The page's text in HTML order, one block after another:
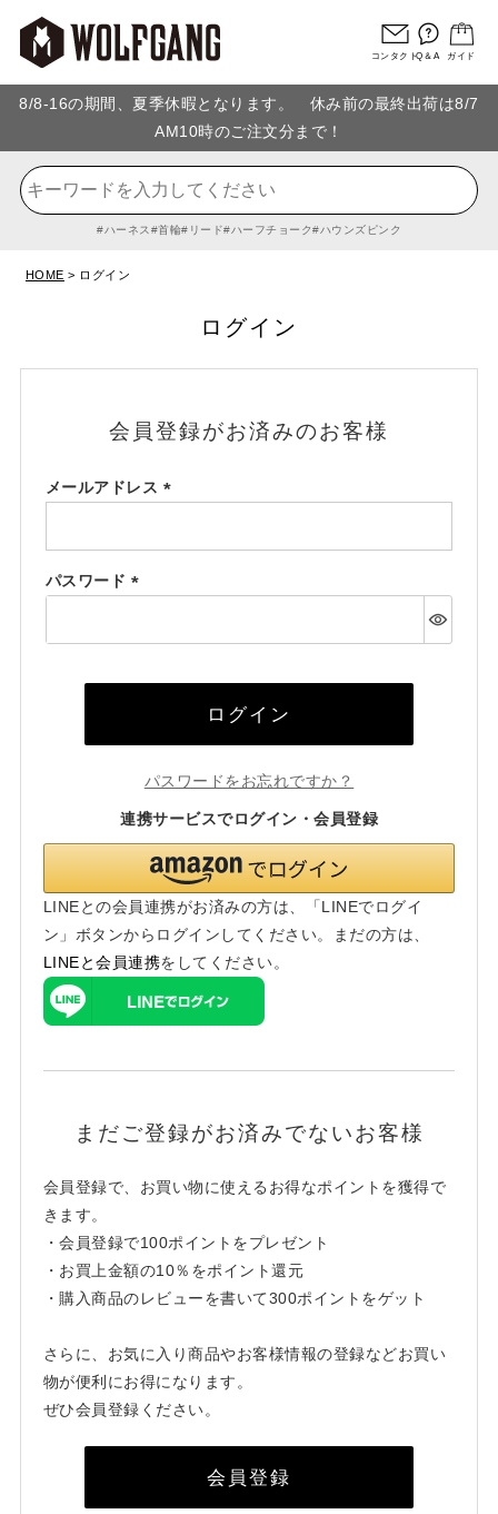
コンタクトQ＆A ガイド
8/8-16の期間、夏季休暇となります。 休み前の最終出荷は8/7
AM10時のご注文分まで！
ハーネス 首輪 リード ハーフチョーク ハウンズピンク
HOME ログイン
ログイン
会員登録がお済みのお客様
メールアドレス
須)
パスワード
須)
ログイン
パスワードをお忘れですか？
連携サービスでログイン・会員登録
LINEとの会員連携がお済みの方は、「LINEでログイ
ン」ボタンからログインしてください。まだの方は、
LINEと会員連携をしてください。
まだご登録がお済みでないお客様
会員登録で、お買い物に使えるお得なポイントを獲得で
きます。
・会員登録で100ポイントをプレゼント
・お買上金額の10％をポイント還元
・購入商品のレビューを書いて300ポイントをゲット
さらに、お気に入り商品やお客様情報の登録などお買い
物が便利にお得になります。
ぜひ会員登録ください。
会員登録